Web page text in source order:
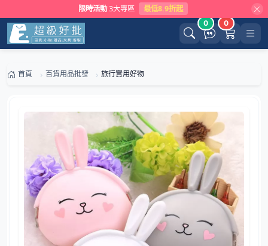
限時活動 3大專區 最低8.9折起
0 0
首頁 百貨用品批發 旅行實用好物